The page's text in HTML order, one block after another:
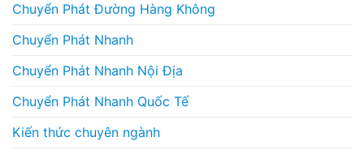
Chuyển Phát Đường Hàng Không
Chuyển Phát Nhanh
Chuyển Phát Nhanh Nội Địa
Chuyển Phát Nhanh Quốc Tế
Kiến thức chuyên ngành